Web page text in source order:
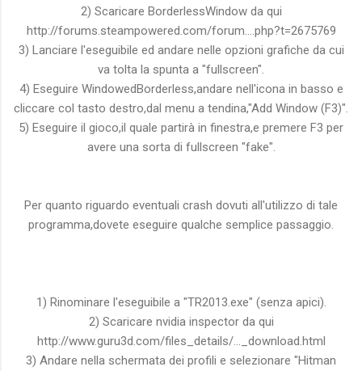
2) Scaricare BorderlessWindow da qui
http://forums.steampowered.com/forum....php?t=2675769
3) Lanciare l'eseguibile ed andare nelle opzioni grafiche da cui
va tolta la spunta a "fullscreen".
4) Eseguire WindowedBorderless,andare nell'icona in basso e
cliccare col tasto destro,dal menu a tendina,"Add Window (F3)".
5) Eseguire il gioco,il quale partirà in finestra,e premere F3 per
avere una sorta di fullscreen "fake".
Per quanto riguardo eventuali crash dovuti all'utilizzo di tale
programma,dovete eseguire qualche semplice passaggio.
1) Rinominare l'eseguibile a "TR2013.exe" (senza apici).
2) Scaricare nvidia inspector da qui
http://www.guru3d.com/files_details/..._download.html
3) Andare nella schermata dei profili e selezionare "Hitman